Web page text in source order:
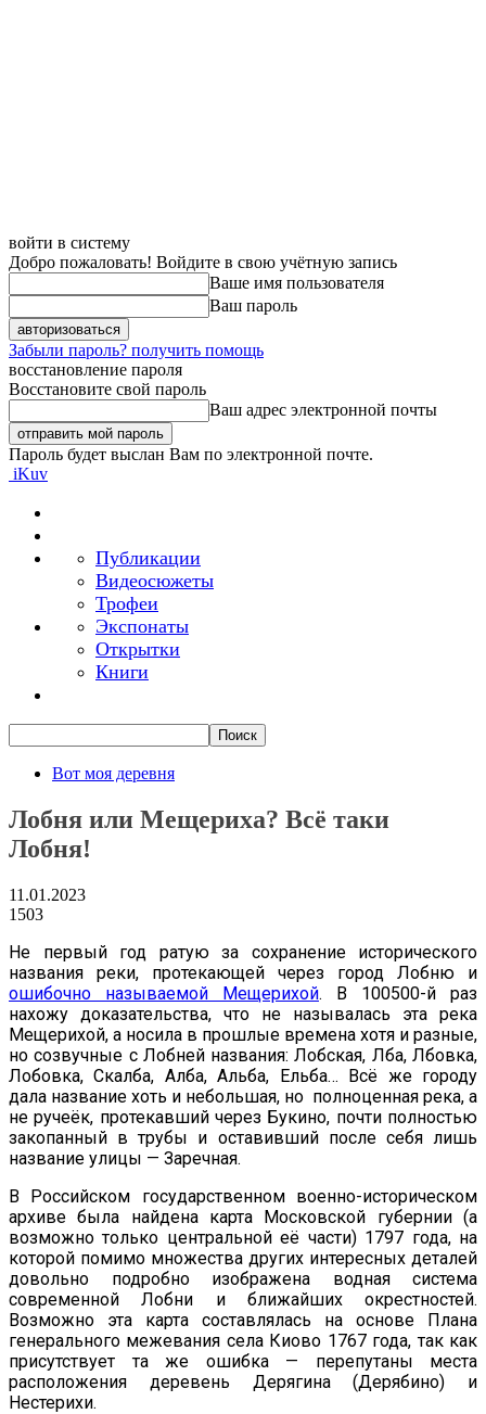
войти в систему
Добро пожаловать! Войдите в свою учётную запись
Ваше имя пользователя
Ваш пароль
Забыли пароль? получить помощь
восстановление пароля
Восстановите свой пароль
Ваш адрес электронной почты
Пароль будет выслан Вам по электронной почте.
iKuv
Публикации
Видеосюжеты
Трофеи
Экспонаты
Открытки
Книги
Вот моя деревня
Лобня или Мещериха? Всё таки
Лобня!
11.01.2023
1503
Не первый год ратую за сохранение исторического
названия реки, протекающей через город Лобню и
ошибочно называемой Мещерихой. В 100500-й раз
нахожу доказательства, что не называлась эта река
Мещерихой, а носила в прошлые времена хотя и разные,
но созвучные с Лобней названия: Лобская, Лба, Лбовка,
Лобовка, Скалба, Алба, Альба, Ельба… Всё же городу
дала название хоть и небольшая, но полноценная река, а
не ручеёк, протекавший через Букино, почти полностью
закопанный в трубы и оставивший после себя лишь
название улицы — Заречная.
В Российском государственном военно-историческом
архиве была найдена карта Московской губернии (а
возможно только центральной её части) 1797 года, на
которой помимо множества других интересных деталей
довольно подробно изображена водная система
современной Лобни и ближайших окрестностей.
Возможно эта карта составлялась на основе Плана
генерального межевания села Киово 1767 года, так как
присутствует та же ошибка — перепутаны места
расположения деревень Дерягина (Дерябино) и
Нестерихи.